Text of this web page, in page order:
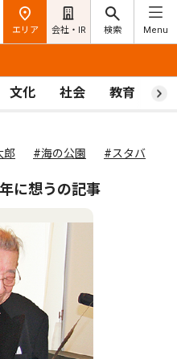
エリア 会社・IR 検索 Menu
文化 社会 教育 ス
郎 #海の公園 #スタバ
に想うの記事